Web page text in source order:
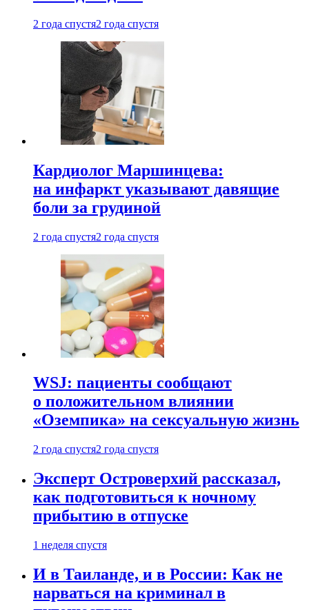
2 года спустя2 года спустя
Кардиолог Маршинцева:
на инфаркт указывают давящие
боли за грудиной
2 года спустя2 года спустя
WSJ: пациенты сообщают
о положительном влиянии
«Оземпика» на сексуальную жизнь
2 года спустя2 года спустя
Эксперт Островерхий рассказал,
как подготовиться к ночному
прибытию в отпуске
1 неделя спустя
И в Таиланде, и в России: Как не
нарваться на криминал в